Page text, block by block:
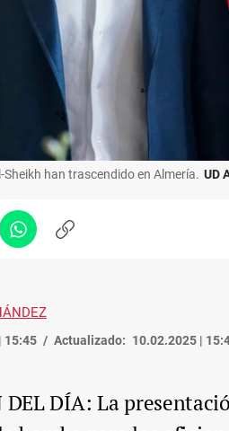
Sheikh han trascendido en Almería. UD
WhatsappCopiar
15:45 Actualizado: 10.02.2025 |
DÍA: La